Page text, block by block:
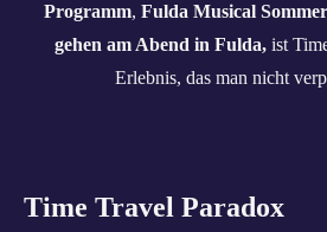
Programm, Fulda Musical
gehen am Abend in Fulda, ist
Erlebnis, das man nicht
Time Travel Paradox